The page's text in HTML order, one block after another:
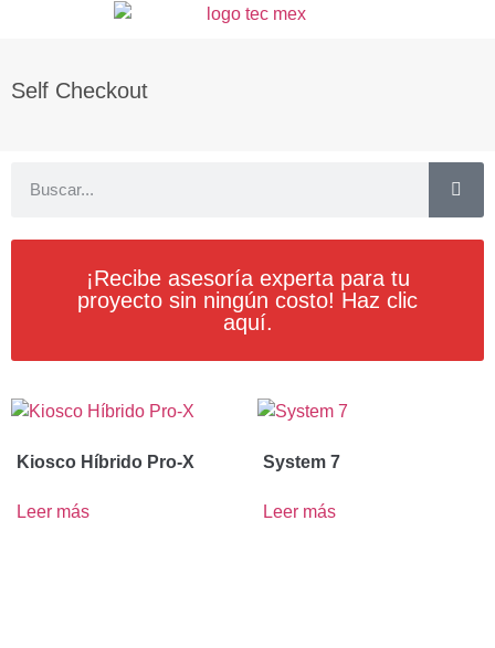
Self Checkout
¡Recibe asesoría experta para tu
proyecto sin ningún costo! Haz clic
aquí.
Kiosco Híbrido Pro-X
Leer más
System 7
Leer más